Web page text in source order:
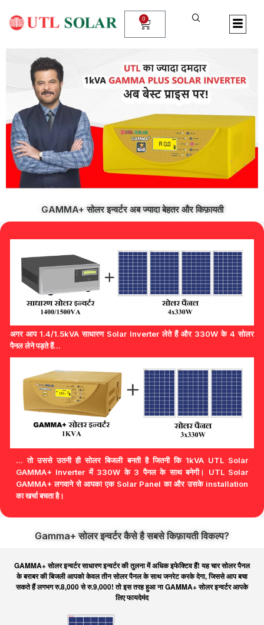
content
0
Cart
GAMMA+ सोलर इन्वर्टर अब ज्यादा बेहतर और किफ़ायती
अगर आप 1.4/1.5kVA साधारण Solar Inverter लेते हैं और 330W के 4 सोलर
पैनल लेने पड़ते हैं...
... तो उससे उतनी ही सोलर बिजली बनती है जितनी कि 1kVA UTL Solar
GAMMA+ Inverter में 330W के 3 पैनल के साथ बनेगी। UTL Solar
GAMMA+ लगवाने से आपका एक Solar Panel का और उसके installation
का खर्चा बचता है।
Gamma+ सोलर इन्वर्टर कैसे है सबसे किफ़ायती विकल्प?
GAMMA+ सोलर इन्वर्टर साधारण इन्वर्टर की तुलना में अधिक इफेक्टिव हैं! यह चार सोलर पैनल
के बराबर की बिजली आपको केवल तीन सोलर पैनल के साथ जनरेट करके देगा, जिससे आप बचा
सकते हैं लगभग रु.8,000 से रु.9,000! तो इस तरह हुआ ना GAMMA+ सोलर इन्वर्टर आपके
लिए फायदेमंद